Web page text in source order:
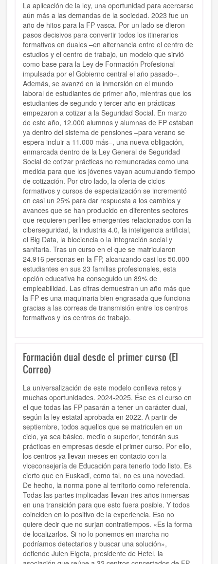
La aplicación de la ley, una oportunidad para acercarse
aún más a las demandas de la sociedad. 2023 fue un
año de hitos para la FP vasca. Por un lado se dieron
pasos decisivos para convertir todos los itinerarios
formativos en duales –en alternancia entre el centro de
estudios y el centro de trabajo, un modelo que sirvió
como base para la Ley de Formación Profesional
impulsada por el Gobierno central el año pasado–.
Además, se avanzó en la inmersión en el mundo
laboral de estudiantes de primer año, mientras que los
estudiantes de segundo y tercer año en prácticas
empezaron a cotizar a la Seguridad Social. En marzo
de este año, 12.000 alumnos y alumnas de FP estaban
ya dentro del sistema de pensiones –para verano se
espera incluir a 11.000 más–, una nueva obligación,
enmarcada dentro de la Ley General de Seguridad
Social de cotizar prácticas no remuneradas como una
medida para que los jóvenes vayan acumulando tiempo
de cotización. Por otro lado, la oferta de ciclos
formativos y cursos de especialización se incrementó
en casi un 25% para dar respuesta a los cambios y
avances que se han producido en diferentes sectores
que requieren perfiles emergentes relacionados con la
ciberseguridad, la industria 4.0, la inteligencia artificial,
el Big Data, la biociencia o la integración social y
sanitaria. Tras un curso en el que se matricularon
24.916 personas en la FP, alcanzando casi los 50.000
estudiantes en sus 23 familias profesionales, esta
opción educativa ha conseguido un 89% de
empleabilidad. Las cifras demuestran un año más que
la FP es una maquinaria bien engrasada que funciona
gracias a las correas de transmisión entre los centros
formativos y los centros de trabajo.
Formación dual desde el primer curso (El
Correo)
La universalización de este modelo conlleva retos y
muchas oportunidades. 2024-2025. Ése es el curso en
el que todas las FP pasarán a tener un carácter dual,
según la ley estatal aprobada en 2022. A partir de
septiembre, todos aquellos que se matriculen en un
ciclo, ya sea básico, medio o superior, tendrán sus
prácticas en empresas desde el primer curso. Por ello,
los centros ya llevan meses en contacto con la
viceconsejería de Educación para tenerlo todo listo. Es
cierto que en Euskadi, como tal, no es una novedad.
De hecho, la norma pone al territorio como referencia.
Todas las partes implicadas llevan tres años inmersas
en una transición para que esto fuera posible. Y todos
coinciden en lo positivo de la experiencia. Eso no
quiere decir que no surjan contratiempos. «Es la forma
de localizarlos. Si no lo ponemos en marcha no
podríamos detectarlos y buscar una solución»,
defiende Julen Elgeta, presidente de Hetel, la